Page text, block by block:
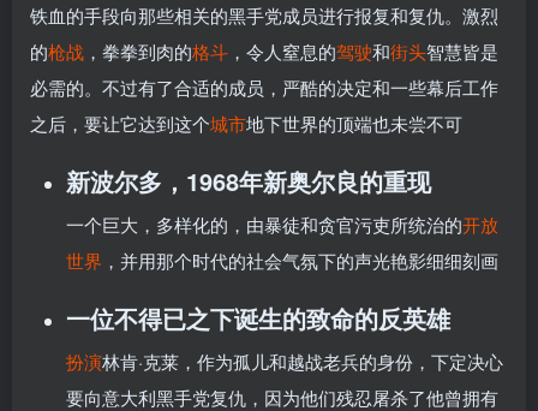
铁血的手段向那些相关的黑手党成员进行报复和复仇。激烈
的枪战 ，拳拳到肉的格斗 ，令人窒息的驾驶和街头智慧皆是
必需的。不过有了合适的成员，严酷的决定和一些幕后工作
之后，要让它达到这个城市地下世界的顶端也未尝不可
新波尔多，1968年新奥尔良的重现
一个巨大，多样化的，由暴徒和贪官污吏所统治的开放
世界 ，并用那个时代的社会气氛下的声光艳影细细刻画
一位不得已之下诞生的致命的反英雄
扮演林肯·克莱，作为孤儿和越战老兵的身份，下定决心
要向意大利黑手党复仇，因为他们残忍屠杀了他曾拥有